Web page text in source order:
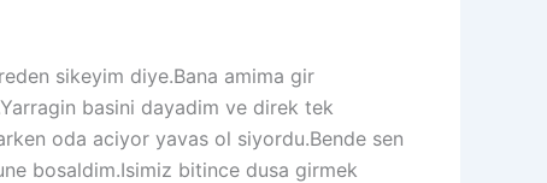
sikeyim diye.Bana amima gir
basini dayadim ve direk tek
oda aciyor yavas ol siyordu.Bende sen
bosaldim.Isimiz bitince dusa girmek